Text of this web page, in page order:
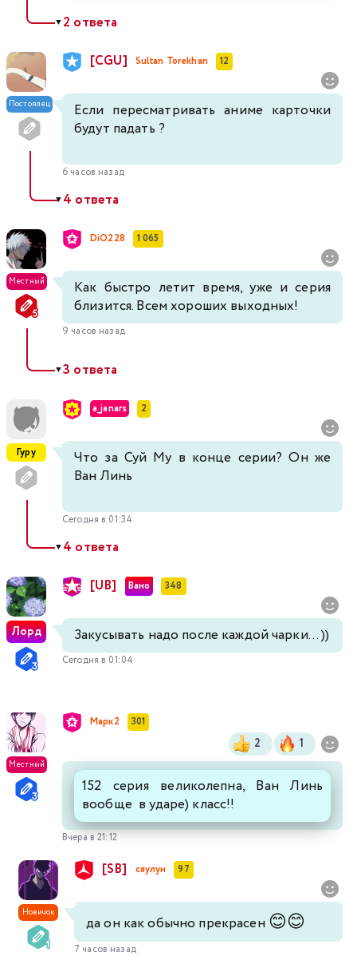
▼2 ответа
Постоялец
[CGU] Sultan Torekhan 12
Если пересматривать аниме карточки
будут падать ?
6 часов назад
▼4 ответа
Местный
DiO228 1 065
Как быстро летит время, уже и серия
близится. Всем хороших выходных!
9 часов назад
▼3 ответа
Гуру
a_janars 2
Что за Суй Му в конце серии? Он же
Ван Линь
Сегодня в 01:34
▼4 ответа
Лорд
[UB] Вано 348
Закусывать надо после каждой чарки... ))
Сегодня в 01:04
Местный
Марк2 301
2 1
152 серия великолепна, Ван Линь
вообще в ударе) класс!!
Вчера в 21:12
Новичок
[SB] сяулун 97
да он как обычно прекрасен 😊😊
7 часов назад